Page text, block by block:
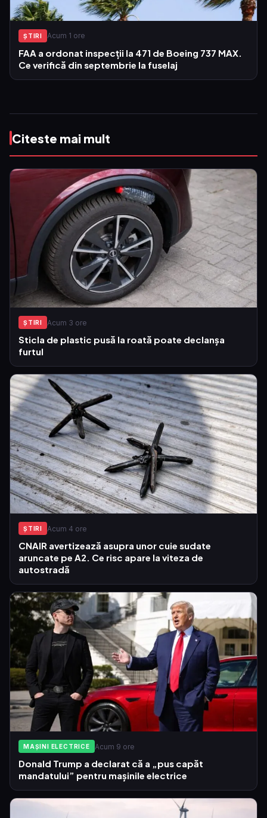
ŞTIRI Acum 1 ore
FAA a ordonat inspecții la 471 de Boeing 737 MAX.
Ce verifică din septembrie la fuselaj
Citeste mai mult
ŞTIRI Acum 3 ore
Sticla de plastic pusă la roată poate declanșa
furtul
ŞTIRI Acum 4 ore
CNAIR avertizează asupra unor cuie sudate
aruncate pe A2. Ce risc apare la viteza de
autostradă
MAȘINI ELECTRICE Acum 9 ore
Donald Trump a declarat că a „pus capăt
mandatului” pentru mașinile electrice